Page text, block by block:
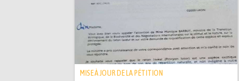
MISE À JOUR DE LA PÉTITION